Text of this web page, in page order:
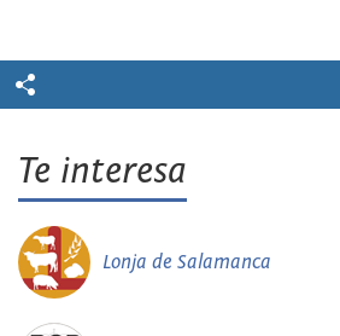
Te interesa
Lonja de Salamanca